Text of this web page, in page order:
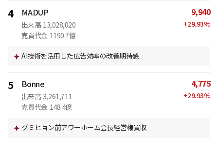
4 MADUP
出来高 13,028,020
売買代金 1190.7億
9,940
+29.93%
AI技術を活用した広告効率の改善期待感
5 Bonne
出来高 3,261,711
売買代金 148.4億
4,775
+29.93%
グミヒョン前アワーホーム会長経営権買収